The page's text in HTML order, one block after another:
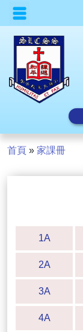
首頁 » 家課冊
1A
2A
3A
4A